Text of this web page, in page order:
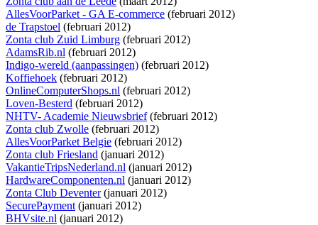
AllesVoorParket - GA E-commerce (februari 2012)
de Trapstoel (februari 2012)
Zonta club Zuid Limburg (februari 2012)
AdamsRib.nl (februari 2012)
Indigo-wereld (aanpassingen) (februari 2012)
Koffiehoek (februari 2012)
OnlineComputerShops.nl (februari 2012)
Loven-Besterd (februari 2012)
NHTV- Academie Nieuwsbrief(februari 2012)
Zonta club Zwolle (februari 2012)
AllesVoorParket Belgie (februari 2012)
Zonta club Friesland (januari 2012)
VakantieTripsNederland.nl (januari 2012)
HardwareComponenten.nl (januari 2012)
Zonta Club Deventer(januari 2012)
SecurePayment(januari 2012)
BHVsite.nl (januari 2012)